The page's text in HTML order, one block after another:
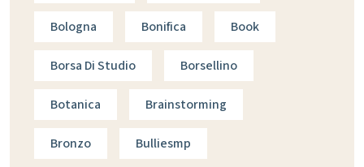
Bologna Bonifica Book
Borsa Di Studio Borsellino
Botanica Brainstorming
Bronzo Bulliesmp